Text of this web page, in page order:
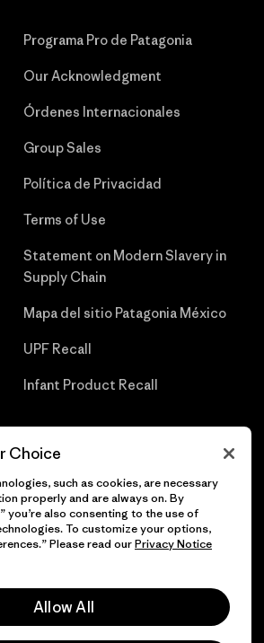
Programa Pro de Patagonia
Our Acknowledgment
Órdenes Internacionales
Group Sales
Política de Privacidad
Terms of Use
Statement on Modern Slavery in
Supply Chain
Mapa del sitio Patagonia México
UPF Recall
Infant Product Recall
los derechos reservados.
Choice
such as cookies, are necessary
properly and are always on. By
you’re also consenting to the use of
To customize your options,
Please read ourPrivacy Notice
Allow All